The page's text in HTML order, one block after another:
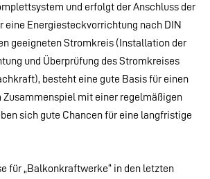
und erfolgt der Anschluss der
eine Energiesteckvorrichtung nach DIN
geeigneten Stromkreis (Installation der
und Überprüfung des Stromkreises
besteht eine gute Basis für einen
Zusammenspiel mit einer regelmäßigen
sich gute Chancen für eine langfristige
für „Balkonkraftwerke“ in den letzten